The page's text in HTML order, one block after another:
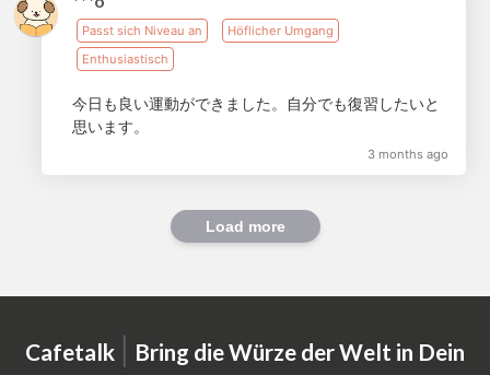
Passt sich Niveau an
Höflicher Umgang
Enthusiastisch
今日も良い運動ができました。自分でも復習したいと
思います。
3 months ago
Load more
Cafetalk | Bring die Würze der Welt in Dein